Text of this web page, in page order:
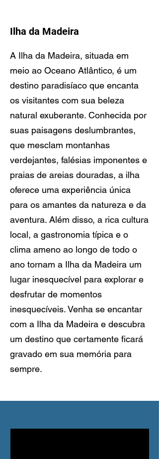
Ilha da Madeira
A Ilha da Madeira, situada em
meio ao Oceano Atlântico, é um
destino paradisíaco que encanta
os visitantes com sua beleza
natural exuberante. Conhecida por
suas paisagens deslumbrantes,
que mesclam montanhas
verdejantes, falésias imponentes e
praias de areias douradas, a ilha
oferece uma experiência única
para os amantes da natureza e da
aventura. Além disso, a rica cultura
local, a gastronomia típica e o
clima ameno ao longo de todo o
ano tornam a Ilha da Madeira um
lugar inesquecível para explorar e
desfrutar de momentos
inesquecíveis. Venha se encantar
com a Ilha da Madeira e descubra
um destino que certamente ficará
gravado em sua memória para
sempre.